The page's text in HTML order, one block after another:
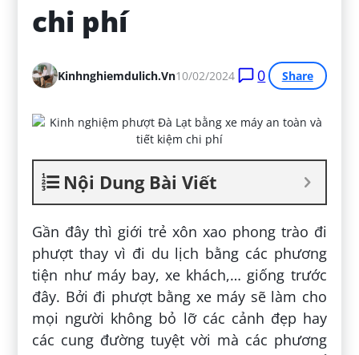
chi phí
Kinhnghiemdulich.vn10/02/2024 0 Share
Nội Dung Bài Viết
Gần đây thì giới trẻ xôn xao phong trào đi
phượt thay vì đi du lịch bằng các phương
tiện như máy bay, xe khách,… giống trước
đây. Bởi đi phượt bằng xe máy sẽ làm cho
mọi người không bỏ lỡ các cảnh đẹp hay
các cung đường tuyệt vời mà các phương